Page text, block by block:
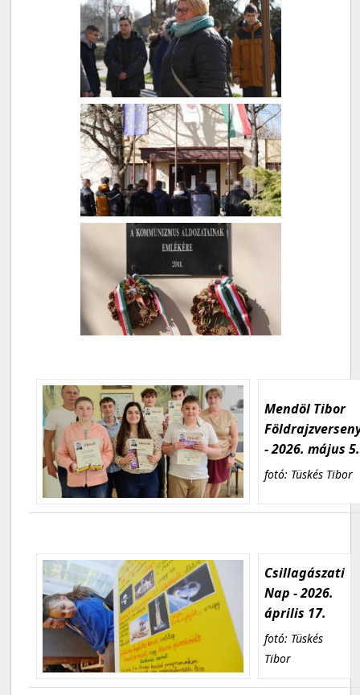
Mendöl Tibor
- 2026. május 5.
fotó: Tüskés Tibor
Csillagászati
Nap - 2026.
április 17.
fotó: Tüskés
Tibor